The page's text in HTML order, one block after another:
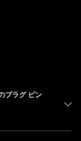
プラグ ピン